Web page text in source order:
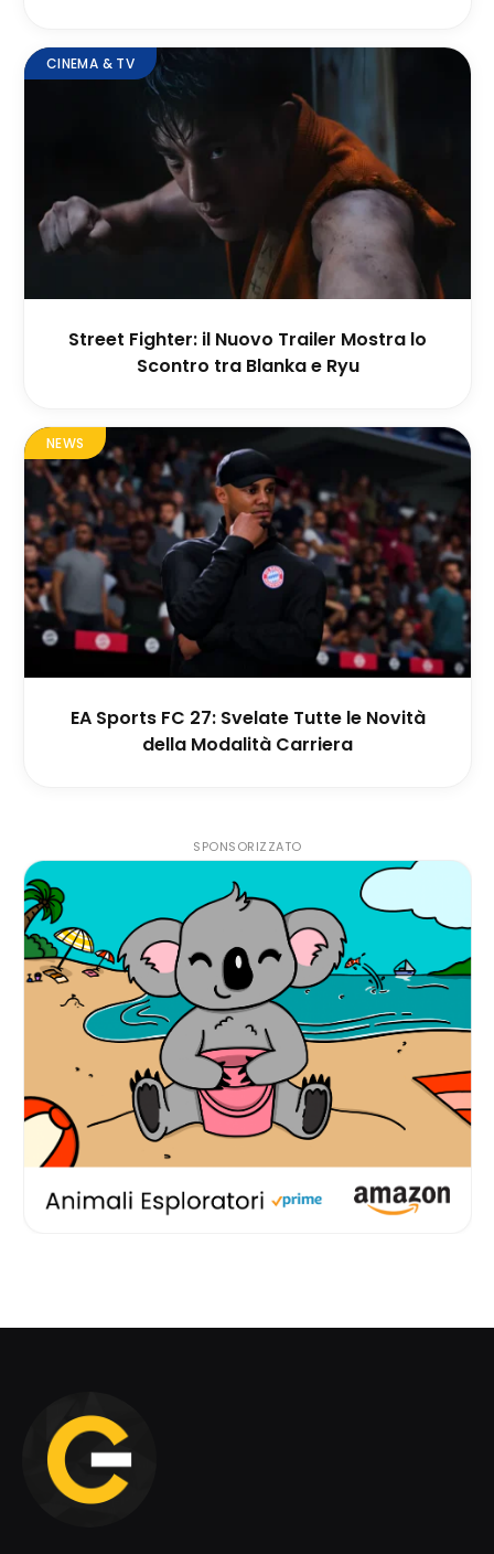
CINEMA & TV
Street Fighter: il Nuovo Trailer Mostra lo
Scontro tra Blanka e Ryu
NEWS
EA Sports FC 27: Svelate Tutte le Novità
della Modalità Carriera
SPONSORIZZATO